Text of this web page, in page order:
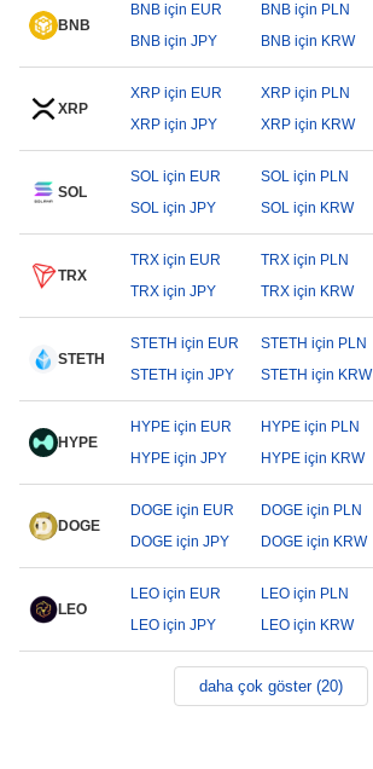
BNB
BNB için EUR BNB için PLN
BNB için JPY
BNB için KRW
XRP
XRP için EUR XRP için PLN
XRP için JPY
XRP için KRW
SOL
SOL için EUR SOL için PLN
SOL için JPY
SOL için KRW
TRX
TRX için EUR TRX için PLN
TRX için JPY
TRX için KRW
STETH
STETH için EUR STETH için PLN
STETH için JPY
STETH için KRW
HYPE
HYPE için EUR HYPE için PLN
HYPE için JPY
HYPE için KRW
DOGE
DOGE için EUR DOGE için PLN
DOGE için JPY
DOGE için KRW
LEO
LEO için EUR LEO için PLN
LEO için JPY
LEO için KRW
daha çok göster (20)